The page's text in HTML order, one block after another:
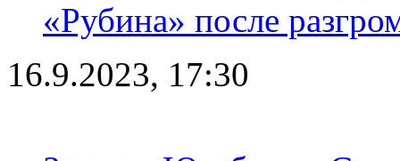
«Рубина» после
16.9.2023, 17:30